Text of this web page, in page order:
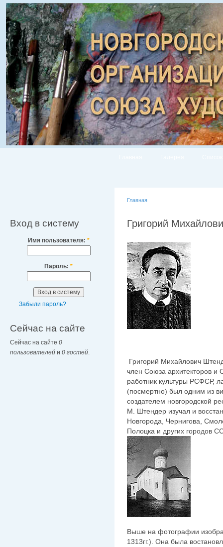
Вход в систему
Имя пользователя: *
Пароль: *
Забыли пароль?
Сейчас на сайте
Сейчас на сайте 0
пользователей и 0 гостей
Главная
Григорий
Григорий Михайлович
член Союза архитекторов
работник культуры РСФСР,
(посмертно) был одним из
создателем новгородской
М. Штендер изучал и
Новгорода, Чернигова,
Полоцка и других городов
Выше на фотографии
1313гг.). Она была